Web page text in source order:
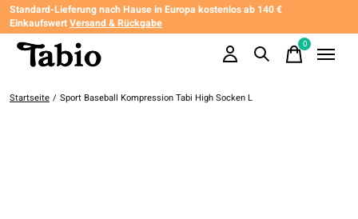
Standard-Lieferung nach Hause in Europa kostenlos ab 140 €
EinkaufswertVersand & Rückgabe
0items
Startseite / Sport Baseball Kompression Tabi High Socken L